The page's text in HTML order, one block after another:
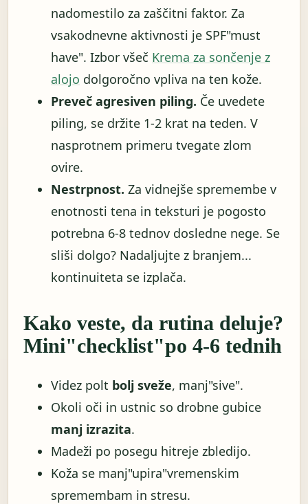
nadomestilo za zaščitni faktor. Za
vsakodnevne aktivnosti je SPF"must
have". Izbor všeč Krema za sončenje z
alojo dolgoročno vpliva na ten kože.
Preveč agresiven piling. Če uvedete
piling, se držite 1-2 krat na teden. V
nasprotnem primeru tvegate zlom
ovire.
Nestrpnost. Za vidnejše spremembe v
enotnosti tena in teksturi je pogosto
potrebna 6-8 tednov dosledne nege. Se
sliši dolgo? Nadaljujte z branjem...
kontinuiteta se izplača.
Kako veste, da rutina deluje?
Mini"checklist"po 4-6 tednih
Videz polt bolj sveže, manj"sive".
Okoli oči in ustnic so drobne gubice
manj izrazita.
Madeži po posegu hitreje zbledijo.
Koža se manj"upira"vremenskim
spremembam in stresu.